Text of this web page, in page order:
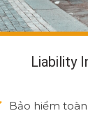
Liability
Bảo hiểm